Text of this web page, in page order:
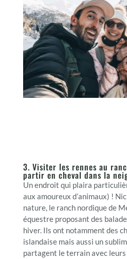
3. Visiter les rennes au
partir en cheval dans la
Un endroit qui plaira
aux amoureux d’animaux) !
nature, le ranch nordique de
équestre proposant des
hiver. Ils ont notamment des
islandaise mais aussi un
partagent le terrain avec leurs